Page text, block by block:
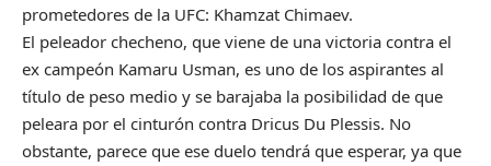
prometedores de la UFC: Khamzat Chimaev.
El peleador checheno, que viene de una victoria contra el
ex campeón Kamaru Usman, es uno de los aspirantes al
título de peso medio y se barajaba la posibilidad de que
peleara por el cinturón contra Dricus Du Plessis. No
obstante, parece que ese duelo tendrá que esperar, ya que